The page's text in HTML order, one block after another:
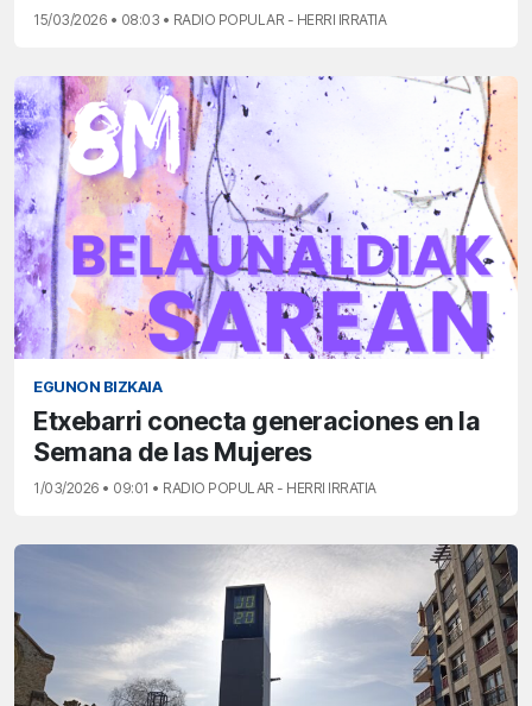
15/03/2026 • 08:03 • RADIO POPULAR - HERRI IRRATIA
EGUNON BIZKAIA
Etxebarri conecta generaciones en la
Semana de las Mujeres
1/03/2026 • 09:01 • RADIO POPULAR - HERRI IRRATIA